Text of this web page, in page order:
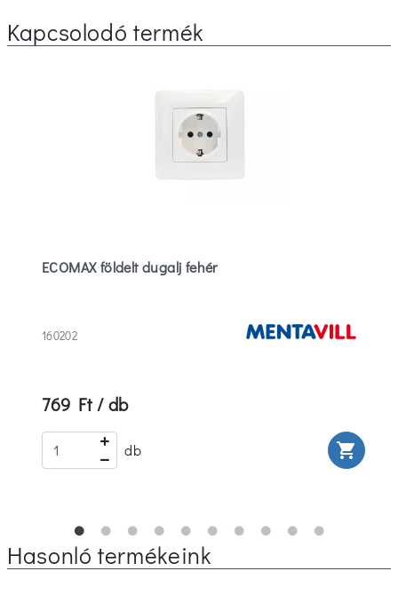
Kapcsolodó termék
ECOMAX földelt dugalj fehér
160202
769 Ft / db
db shopping_cart
Hasonló termékeink